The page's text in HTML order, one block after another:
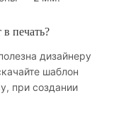
печать?
дизайнеру
шаблон
при создании